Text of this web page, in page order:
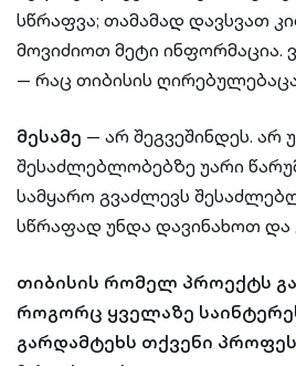
სწრაფვა; თამამად დავსვათ
მოვიძიოთ მეტი ინფორმაცია.
— რაც თიბისის
მესამე — არ შეგვეშინდეს. არ
შესაძლებლობებზე უარი
სამყარო გვაძლევს
სწრაფად უნდა დავინახოთ და
თიბისის რომელ პროექტს
როგორც ყველაზე
გარდამტეხს თქვენი